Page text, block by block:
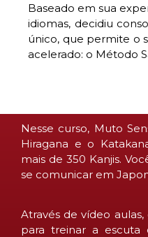
Baseado em sua
idiomas, decidiu
único, que permite o
acelerado: o Método
Nesse curso, Muto
Hiragana e o
mais de 350 Kanjis.
se comunicar em
Através de vídeo aulas,
para treinar a escuta